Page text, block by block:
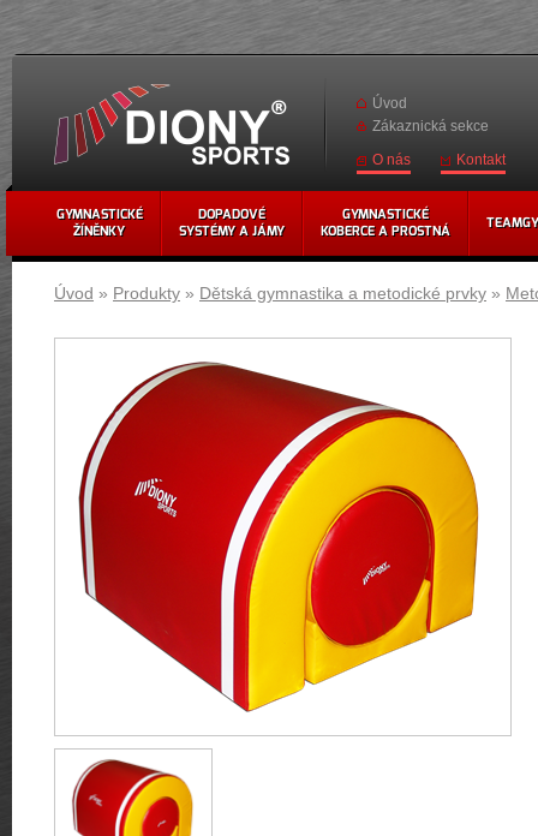
GYMNASTICKÉ
ŽÍNĚNKY
DOPADOVÉ
SYSTÉMY A JÁMY
GYMNASTICKÉ
KOBERCE A PROSTNÁ
Úvod
Zákaznická sekce
O nás Kontakt
Úvod » Produkty » Dětská gymnastika a metodické prvky »